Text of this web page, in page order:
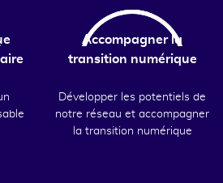
Accompagner la
transition numérique
Développer les potentiels de
notre réseau et accompagner
la transition numérique